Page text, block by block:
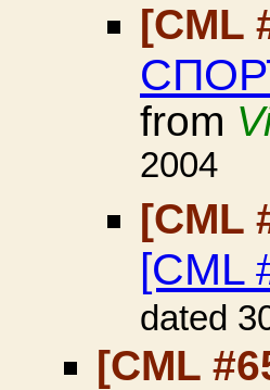
[CML
from
2004
[CML
[CML
dated
[CML